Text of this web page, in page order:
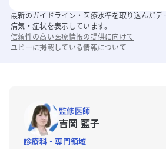
最新のガイドライン・医療水準を取り込んだデ
病気・症状を表示しています。
信頼性の高い医療情報の提供に向けて
ユビーに掲載している情報について
監修医師
吉岡 藍子
診療科・専門領域